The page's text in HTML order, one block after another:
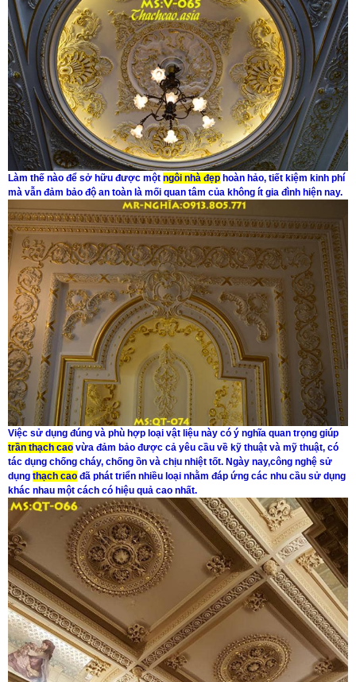
Làm thế nào để sở hữu được một ngôi nhà đẹp hoàn hảo, tiết kiệm kinh phí
mà vẫn đảm bảo độ an toàn là mối quan tâm của không ít gia đình hiện nay.
Việc sử dụng đúng và phù hợp loại vật liệu này có ý nghĩa quan trọng giúp
trần thạch cao vừa đảm bảo được cả yêu cầu về kỹ thuật và mỹ thuật, có
tác dụng chống cháy, chống ồn và chịu nhiệt tốt. Ngày nay,công nghệ sử
dụng thạch cao đã phát triển nhiều loại nhằm đáp ứng các nhu cầu sử dụng
khác nhau một cách có hiệu quả cao nhất.